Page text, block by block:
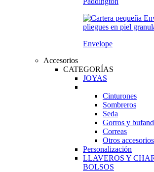
Envelope
Accesorios
CATEGORÍAS
JOYAS
Cinturones
Sombreros
Seda
Gorros y
Correas
Otros accesorios
Personalización
LLAVEROS Y
BOLSOS